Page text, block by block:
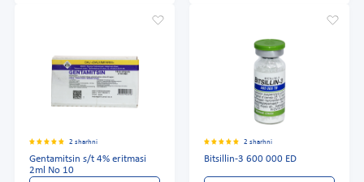
2 sharhni
Gentamitsin s/t 4% eritmasi
2ml No 10
2 sharhni
Bitsillin-3 600 000 ED